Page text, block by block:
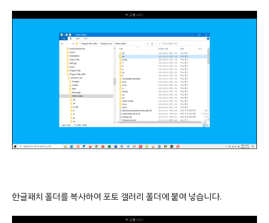
한글패치 폴더를 복사하여 포토 갤러리 폴더에 붙여 넣습니다.